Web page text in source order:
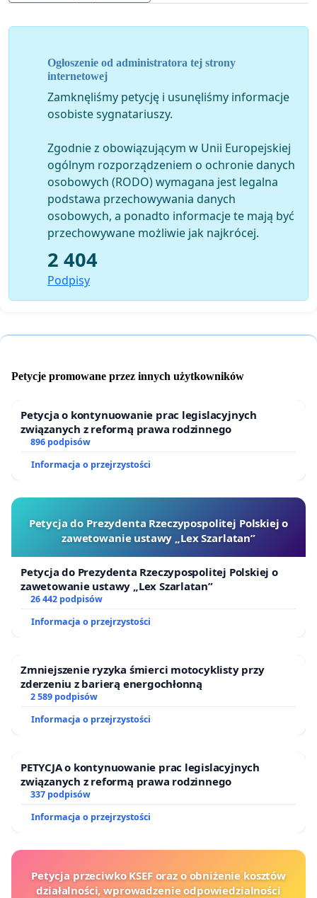
Ogłoszenie od administratora tej strony
internetowej
Zamknęliśmy petycję i usunęliśmy informacje
osobiste sygnatariuszy.
Zgodnie z obowiązującym w Unii Europejskiej
ogólnym rozporządzeniem o ochronie danych
osobowych (RODO) wymagana jest legalna
podstawa przechowywania danych
osobowych, a ponadto informacje te mają być
przechowywane możliwie jak najkrócej.
2 404
Podpisy
Petycje promowane przez innych użytkowników
Petycja o kontynuowanie prac legislacyjnych
związanych z reformą prawa rodzinnego
896 podpisów
Informacja o przejrzystości
Petycja do Prezydenta Rzeczypospolitej Polskiej o
zawetowanie ustawy „Lex Szarlatan”
Petycja do Prezydenta Rzeczypospolitej Polskiej o
zawetowanie ustawy „Lex Szarlatan”
26 442 podpisów
Informacja o przejrzystości
Zmniejszenie ryzyka śmierci motocyklisty przy
zderzeniu z barierą energochłonną
2 589 podpisów
Informacja o przejrzystości
PETYCJA o kontynuowanie prac legislacyjnych
związanych z reformą prawa rodzinnego
337 podpisów
Informacja o przejrzystości
Petycja przeciwko KSEF oraz o obniżenie kosztów
działalności, wprowadzenie odpowiedzialności